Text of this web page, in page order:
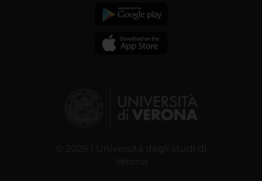
© 2026 | Università degli studi di
Verona